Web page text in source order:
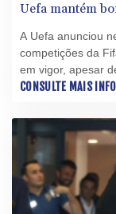
Uefa mantém
A Uefa anunciou
competições da
em vigor, apesar
futebol a
CONSULTE MAIS